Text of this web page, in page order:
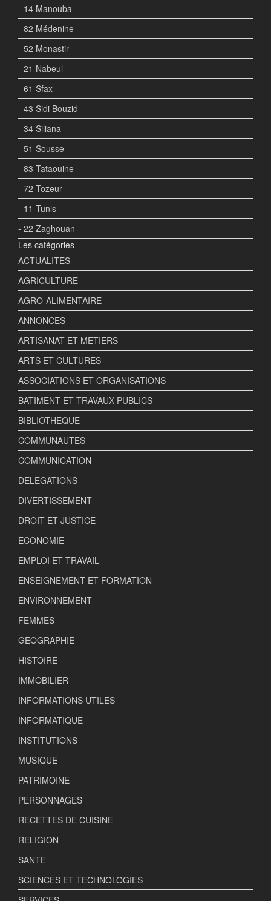
- 14 Manouba
- 82 Médenine
- 52 Monastir
- 21 Nabeul
- 61 Sfax
- 43 Sidi Bouzid
- 34 Siliana
- 51 Sousse
- 83 Tataouine
- 72 Tozeur
- 11 Tunis
- 22 Zaghouan
Les catégories
ACTUALITES
AGRICULTURE
AGRO-ALIMENTAIRE
ANNONCES
ARTISANAT ET METIERS
ARTS ET CULTURES
ASSOCIATIONS ET ORGANISATIONS
BATIMENT ET TRAVAUX PUBLICS
BIBLIOTHEQUE
COMMUNAUTES
COMMUNICATION
DELEGATIONS
DIVERTISSEMENT
DROIT ET JUSTICE
ECONOMIE
EMPLOI ET TRAVAIL
ENSEIGNEMENT ET FORMATION
ENVIRONNEMENT
FEMMES
GEOGRAPHIE
HISTOIRE
IMMOBILIER
INFORMATIONS UTILES
INFORMATIQUE
INSTITUTIONS
MUSIQUE
PATRIMOINE
PERSONNAGES
RECETTES DE CUISINE
RELIGION
SANTE
SCIENCES ET TECHNOLOGIES